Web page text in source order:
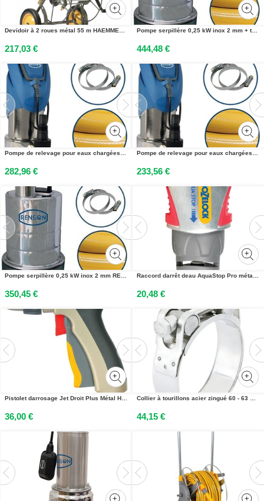
Devidoir à 2 roues métal 55 m HAEMMERLIN 340004101
217,03 €
Pompe serpillère 0,25 kW inox 2 mm + tuyau refoulement + raccords RENSON 164034
444,48 €
Pompe de relevage pour eaux chargées inox + tuyau de refoulement 10 m + raccords RENSON 164035
282,96 €
Pompe de relevage pour eaux chargées 0,75 kW inox 12 m³/h RENSON 854293
233,56 €
Pompe serpillère 0,25 kW inox 2 mm RENSON 980010
350,45 €
Raccord darrêt deau AquaStop Pro métal pour tuyaux de 15 à 19 mm HOZELOCK 2045P0000
20,48 €
Pistolet darrosage Jet Droit Plus Métal HOZELOCK 2690P6001
36,00 €
Collier à tourillons acier zingué 60 - 63 mm BT25 SERFLEX ZTOE63
44,15 €